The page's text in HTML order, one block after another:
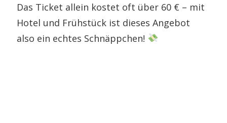
Das Ticket allein kostet oft über 60 € – mit
Hotel und Frühstück ist dieses Angebot
also ein echtes Schnäppchen!